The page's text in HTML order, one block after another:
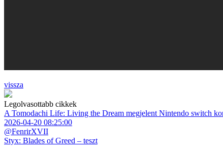
vissza
Legolvasottabb cikkek
A Tomodachi Life: Living the Dream megjelent Nintendo switch
2026-04-20 08:25:00
@FenrirXVII
Styx: Blades of Greed – teszt